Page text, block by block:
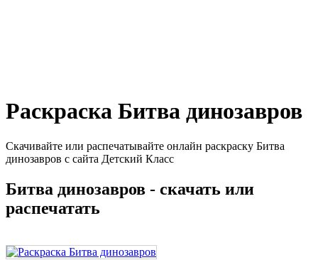
Раскраска Битва динозавров
Скачивайте или распечатывайте онлайн раскраску Битва
динозавров с сайта Детский Класс
Битва динозавров - скачать или
распечатать